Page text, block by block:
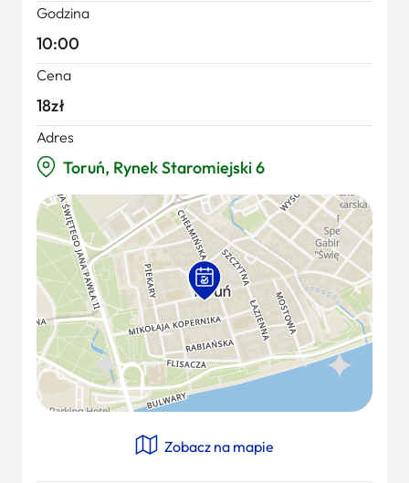
Godzina
10:00
Cena
18zł
Adres
Toruń, Rynek Staromiejski 6
Zobacz na mapie